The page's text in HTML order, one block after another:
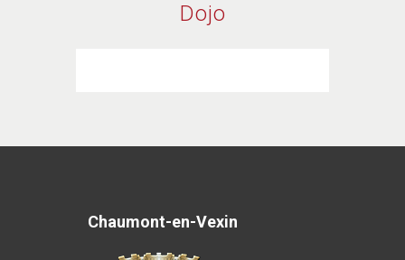
Dojo
Chaumont-en-Vexin